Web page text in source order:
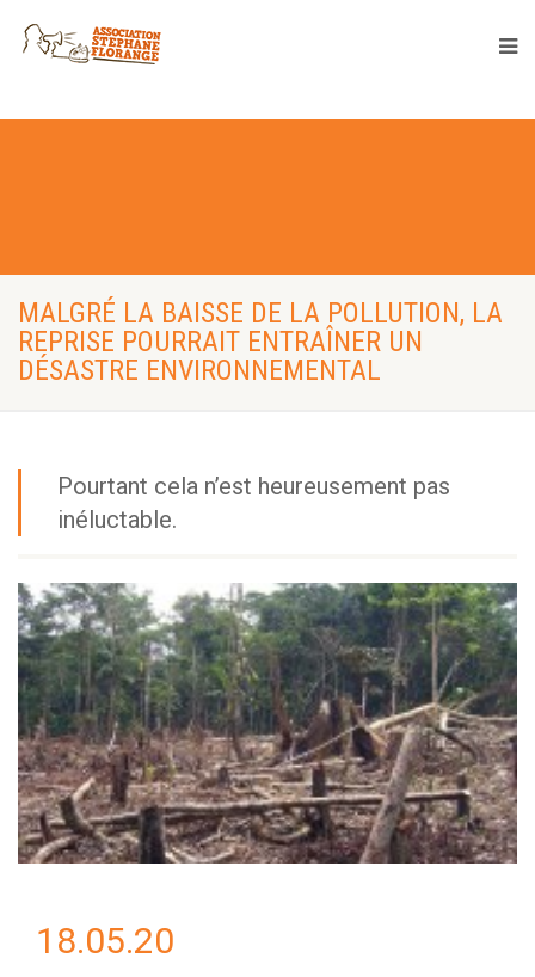
MALGRÉ LA BAISSE DE LA POLLUTION, LA
REPRISE POURRAIT ENTRAÎNER UN
DÉSASTRE ENVIRONNEMENTAL
Pourtant cela n’est heureusement pas
inéluctable.
18.05.20